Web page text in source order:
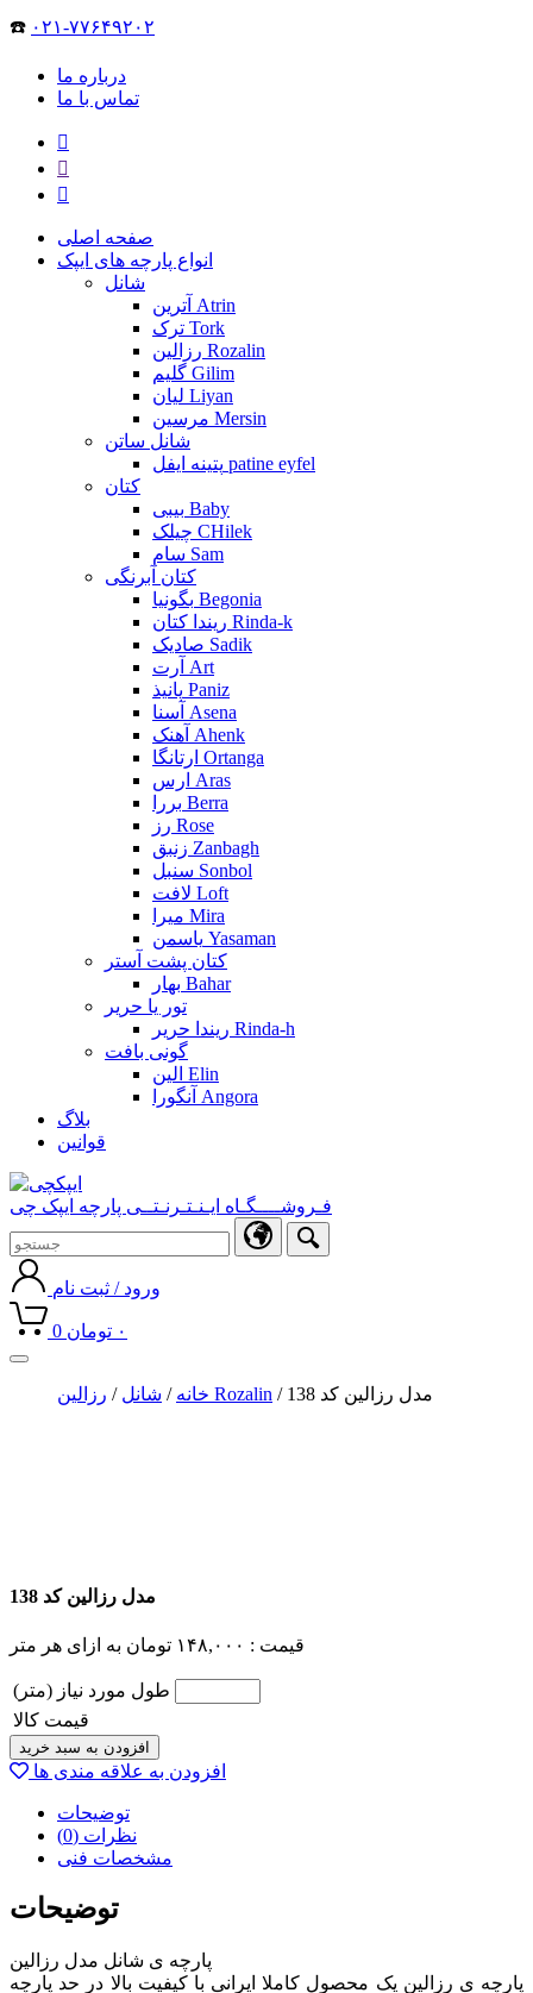
☎️ ۰۲۱-۷۷۶۴۹۲۰۲
درباره ما
تماس با ما
صفحه اصلی
انواع پارچه های ایپک
شانل
آترین Atrin
ترک Tork
رزالین Rozalin
گلیم Gilim
لیان Liyan
مرسین Mersin
شانل ساتن
پتینه ایفل patine eyfel
کتان
بیبی Baby
چیلک CHilek
سام Sam
کتان آبرنگی
بگونیا Begonia
ریندا کتان Rinda-k
صادیک Sadik
آرت Art
پانیذ Paniz
آسنا Asena
آهنک Ahenk
ارتانگا Ortanga
ارس Aras
بررا Berra
رز Rose
زنبق Zanbagh
سنبل Sonbol
لافت Loft
میرا Mira
یاسمن Yasaman
کتان پشت آستر
بهار Bahar
تور یا حریر
ریندا حریر Rinda-h
گونی بافت
الین Elin
آنگورا Angora
بلاگ
قوانین
فـروشــــگـاه ایـنـتـرنـتــی پارچه ایپک چی
ورود / ثبت نام
0 ۰ تومان
Toggle
navigation
خانه / شانل / رزالین Rozalin / مدل رزالین کد 138
مدل رزالین کد 138
قیمت : ۱۴۸,۰۰۰ تومان به ازای هر متر
طول مورد نیاز (متر)
قیمت کالا
افزودن به سبد خرید
افزودن به علاقه مندی ها
توضیحات
نظرات (0)
مشخصات فنی
توضیحات
پارچه ی شانل مدل رزالین
پارچه ی رزالین یک محصول کاملا ایرانی با کیفیت بالا در حد پارچه